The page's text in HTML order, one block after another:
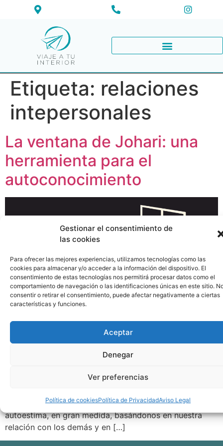
Gestionar el consentimiento de
las cookies
Para ofrecer las mejores experiencias, utilizamos tecnologías como las
cookies para almacenar y/o acceder a la información del dispositivo. El
consentimiento de estas tecnologías nos permitirá procesar datos como el
comportamiento de navegación o las identificaciones únicas en este sitio.
consentir o retirar el consentimiento, puede afectar negativamente a ciertas
características y funciones.
Aceptar
Denegar
Ver preferencias
Política de cookiesPolítica de PrivacidadAviso Legal
Etiqueta: relaciones
intepersonales
La ventana de Johari: una
herramienta para el
autoconocimiento
«Conocer a otros es inteligencia, conocerse a uno
manejarse a uno mismo es verdadero poder» Lao Tse El
nosotros desarrollamos nuestro autoconcepto y nuestra
autoestima, en gran medida, basándonos en nuestra
relación con los demás y en […]